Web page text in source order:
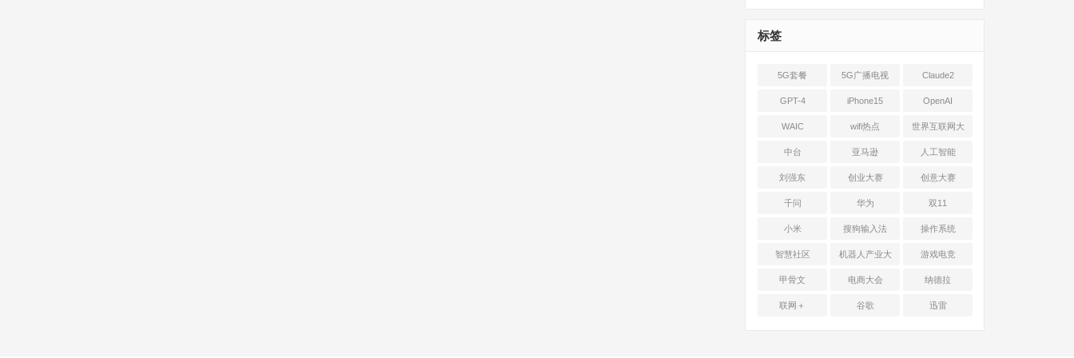
标签
5G套餐 5G广播电视 Claude2
GPT-4 iPhone15 OpenAI
WAIC wifi热点 世界互联网大
会
中台 亚马逊 人工智能
刘强东 创业大赛 创意大赛
千问 华为 双11
小米 搜狗输入法 操作系统
智慧社区 机器人产业大
会
游戏电竞
甲骨文 电商大会 纳德拉
联网＋ 谷歌 迅雷